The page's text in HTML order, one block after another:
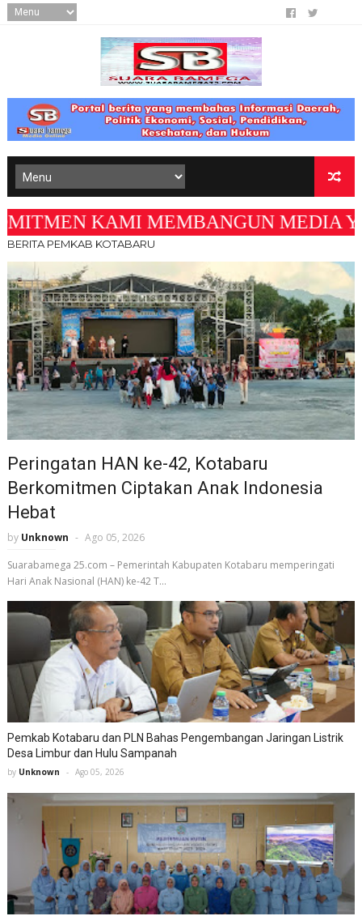
KAMI MEMBANGUN MEDIA YANG
BERITA PEMKAB KOTABARU
Peringatan HAN ke-42, Kotabaru
Berkomitmen Ciptakan Anak Indonesia
Hebat
by Unknown
Ago 05, 2026
Suarabamega 25.com – Pemerintah Kabupaten Kotabaru memperingati
Hari Anak Nasional (HAN) ke-42 T...
Pemkab Kotabaru dan PLN Bahas Pengembangan Jaringan Listrik
Desa Limbur dan Hulu Sampanah
by Unknown Ago 05, 2026